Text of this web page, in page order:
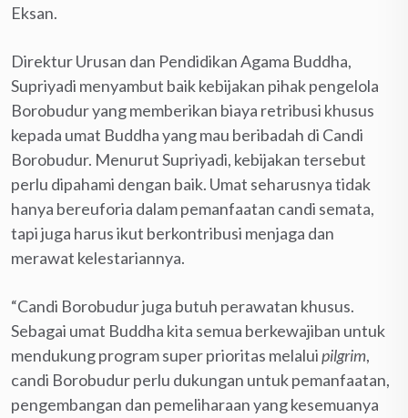
Eksan.
Direktur Urusan dan Pendidikan Agama Buddha,
Supriyadi menyambut baik kebijakan pihak pengelola
Borobudur yang memberikan biaya retribusi khusus
kepada umat Buddha yang mau beribadah di Candi
Borobudur. Menurut Supriyadi, kebijakan tersebut
perlu dipahami dengan baik. Umat seharusnya tidak
hanya bereuforia dalam pemanfaatan candi semata,
tapi juga harus ikut berkontribusi menjaga dan
merawat kelestariannya.
“Candi Borobudur juga butuh perawatan khusus.
Sebagai umat Buddha kita semua berkewajiban untuk
mendukung program super prioritas melaluipilgrim,
candi Borobudur perlu dukungan untuk pemanfaatan,
pengembangan dan pemeliharaan yang kesemuanya